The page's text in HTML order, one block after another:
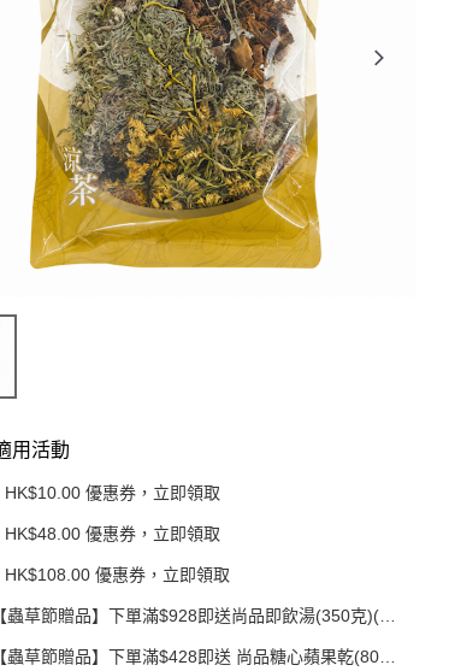
用活動
HK$10.00 優惠券，立即領取
HK$48.00 優惠券，立即領取
HK$108.00 優惠券，立即領取
【蟲草節贈品】下單滿$928即送尚品即飲湯(350克)(款
【蟲草節贈品】下單滿$428即送 尚品糖心蘋果乾(80